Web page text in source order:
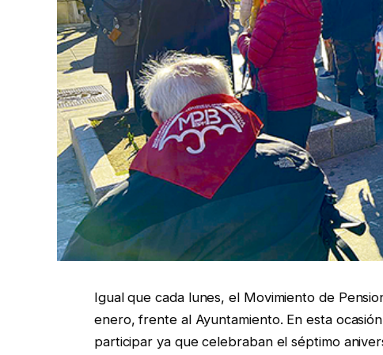
Igual que cada lunes, el Movimiento de
enero, frente al Ayuntamiento. En esta
participar ya que celebraban el séptimo